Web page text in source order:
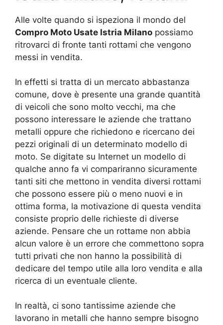
Alle volte quando si ispeziona il mondo del
Compro Moto Usate Istria Milano possiamo
ritrovarci di fronte tanti rottami che vengono
messi in vendita.
In effetti si tratta di un mercato abbastanza
comune, dove è presente una grande quantità
di veicoli che sono molto vecchi, ma che
possono interessare le aziende che trattano
metalli oppure che richiedono e ricercano dei
pezzi originali di un determinato modello di
moto. Se digitate su Internet un modello di
qualche anno fa vi compariranno sicuramente
tanti siti che mettono in vendita diversi rottami
che possono essere più o meno nuovi e in
ottima forma, la motivazione di questa vendita
consiste proprio delle richieste di diverse
aziende. Pensare che un rottame non abbia
alcun valore è un errore che commettono sopra
tutti privati che non hanno la possibilità di
dedicare del tempo utile alla loro vendita e alla
ricerca di un eventuale cliente.
In realtà, ci sono tantissime aziende che
lavorano in metalli che hanno sempre bisogno